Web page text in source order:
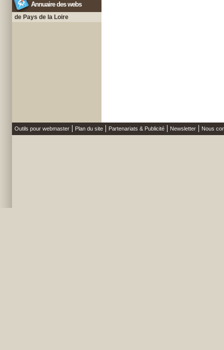
Annuaire des webs
de Pays de la Loire
Outils pour webmaster Plan du site Partenariats & Publicité Newsletter Nous